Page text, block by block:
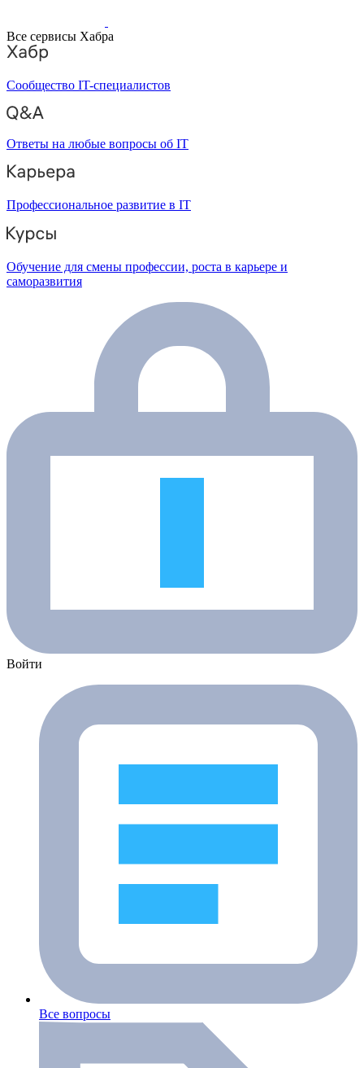
Все сервисы Хабра
Сообщество IT-специалистов
Ответы на любые вопросы об IT
Профессиональное развитие в IT
Обучение для смены профессии, роста в карьере и
саморазвития
Войти
Все вопросы